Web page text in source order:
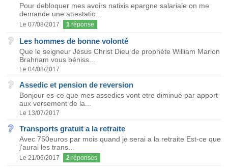
Pour debloquer mes avoirs natixis epargne salariale on me
demande une attestatio...
Le 07/08/2017 1 réponse
Les hommes de bonne volonté
Que le seigneur Jésus Christ Dieu de prophète William Marion
Brahnam vous béniss...
Le 04/08/2017
Assedic et pension de reversion
Bonjour es-ce que mes assedics vont etre diminué par apport
aux versement de la...
Le 13/07/2017
Transports gratuit a la retraite
Avec 750euros par mois quand je serai a la retraite Est-ce que
j'aurai les trans...
Le 21/06/2017 2 réponses